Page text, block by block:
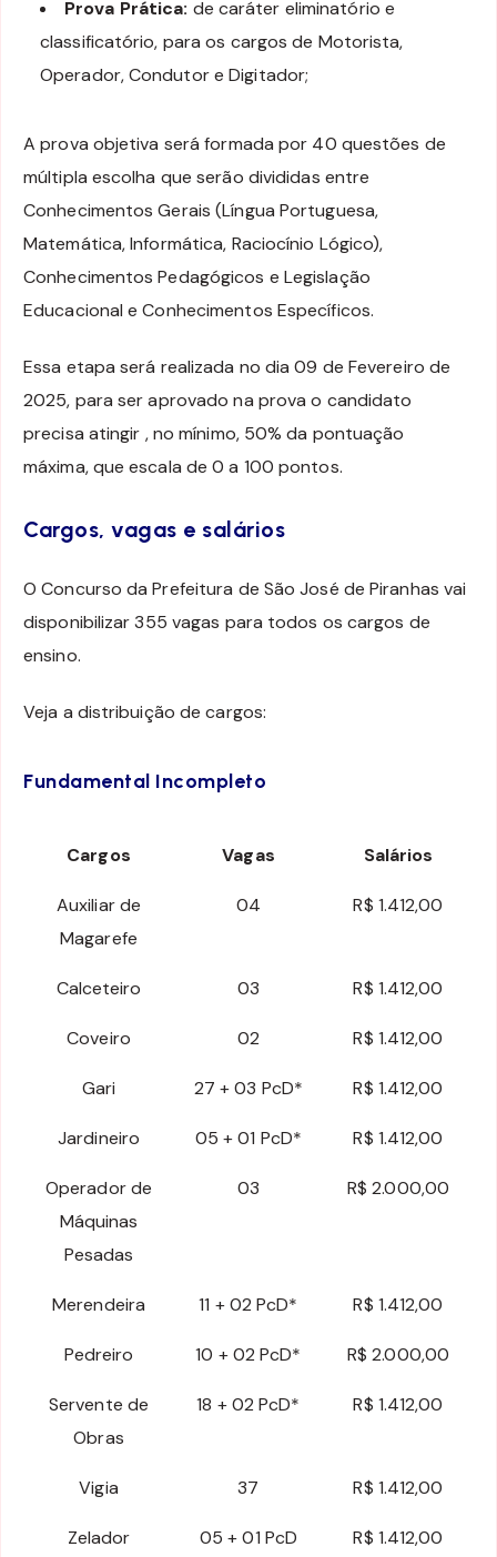
Prova Prática: de caráter eliminatório e
classificatório, para os cargos de Motorista,
Operador, Condutor e Digitador;
A prova objetiva será formada por 40 questões de
múltipla escolha que serão divididas entre
Conhecimentos Gerais (Língua Portuguesa,
Matemática, Informática, Raciocínio Lógico),
Conhecimentos Pedagógicos e Legislação
Educacional e Conhecimentos Específicos.
Essa etapa será realizada no dia 09 de Fevereiro de
2025, para ser aprovado na prova o candidato
precisa atingir , no mínimo, 50% da pontuação
máxima, que escala de 0 a 100 pontos.
Cargos, vagas e salários
O Concurso da Prefeitura de São José de Piranhas vai
disponibilizar 355 vagas para todos os cargos de
ensino.
Veja a distribuição de cargos:
Fundamental Incompleto
Cargos Vagas Salários
Auxiliar de
Magarefe
04 R$ 1.412,00
Calceteiro 03 R$ 1.412,00
Coveiro 02 R$ 1.412,00
Gari 27 + 03 PcD* R$ 1.412,00
Jardineiro 05 + 01 PcD* R$ 1.412,00
Operador de
Máquinas
Pesadas
03 R$ 2.000,00
Merendeira 11 + 02 PcD* R$ 1.412,00
Pedreiro 10 + 02 PcD* R$ 2.000,00
Servente de
Obras
18 + 02 PcD* R$ 1.412,00
Vigia 37 R$ 1.412,00
Zelador 05 + 01 PcD R$ 1.412,00